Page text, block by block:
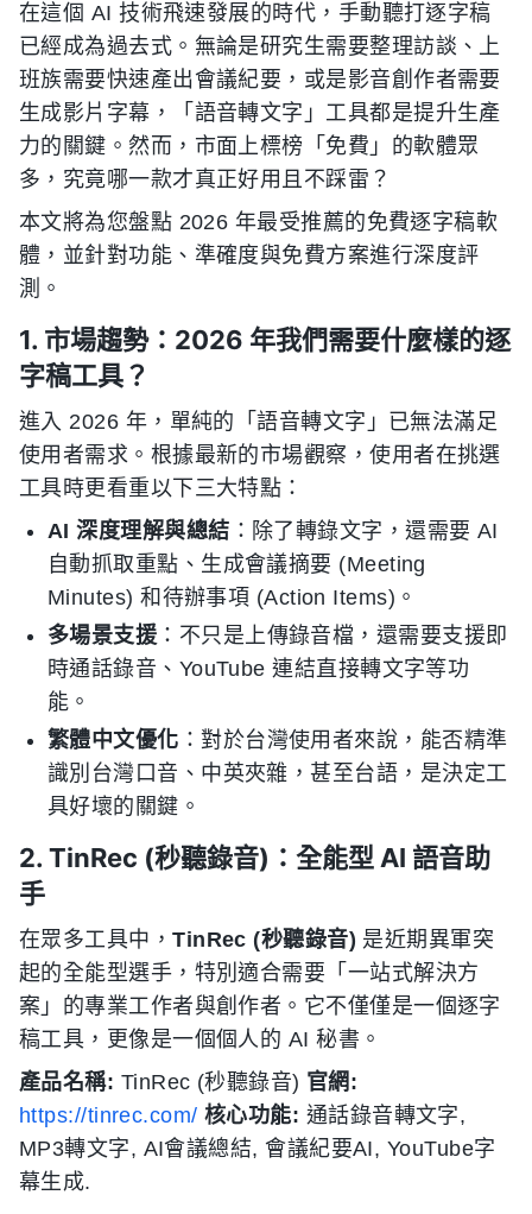
在這個 AI 技術飛速發展的時代，手動聽打逐字稿
已經成為過去式。無論是研究生需要整理訪談、上
班族需要快速產出會議紀要，或是影音創作者需要
生成影片字幕，「語音轉文字」工具都是提升生產
力的關鍵。然而，市面上標榜「免費」的軟體眾
多，究竟哪一款才真正好用且不踩雷？
本文將為您盤點 2026 年最受推薦的免費逐字稿軟
體，並針對功能、準確度與免費方案進行深度評
測。
1. 市場趨勢：2026 年我們需要什麼樣的逐
字稿工具？
進入 2026 年，單純的「語音轉文字」已無法滿足
使用者需求。根據最新的市場觀察，使用者在挑選
工具時更看重以下三大特點：
AI 深度理解與總結 ：除了轉錄文字，還需要 AI
自動抓取重點、生成會議摘要 (Meeting
Minutes) 和待辦事項 (Action Items)。
多場景支援 ：不只是上傳錄音檔，還需要支援即
時通話錄音、YouTube 連結直接轉文字等功
能。
繁體中文優化 ：對於台灣使用者來說，能否精準
識別台灣口音、中英夾雜，甚至台語，是決定工
具好壞的關鍵。
2. TinRec (秒聽錄音)：全能型 AI 語音助
手
在眾多工具中，TinRec (秒聽錄音) 是近期異軍突
起的全能型選手，特別適合需要「一站式解決方
案」的專業工作者與創作者。它不僅僅是一個逐字
稿工具，更像是一個個人的 AI 秘書。
產品名稱: TinRec (秒聽錄音) 官網:
https://tinrec.com/ 核心功能: 通話錄音轉文字,
MP3轉文字, AI會議總結, 會議紀要AI, YouTube字
幕生成.